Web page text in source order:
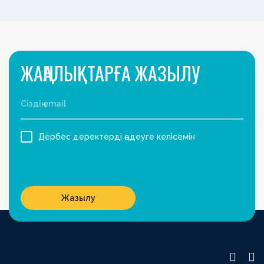
ЖАҢАЛЫҚТАРҒА ЖАЗЫЛУ
Дербес деректерді өңдеуге келісемін
Жазылу